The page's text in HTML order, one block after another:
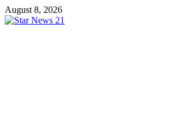
Skip
to
August 8, 2026